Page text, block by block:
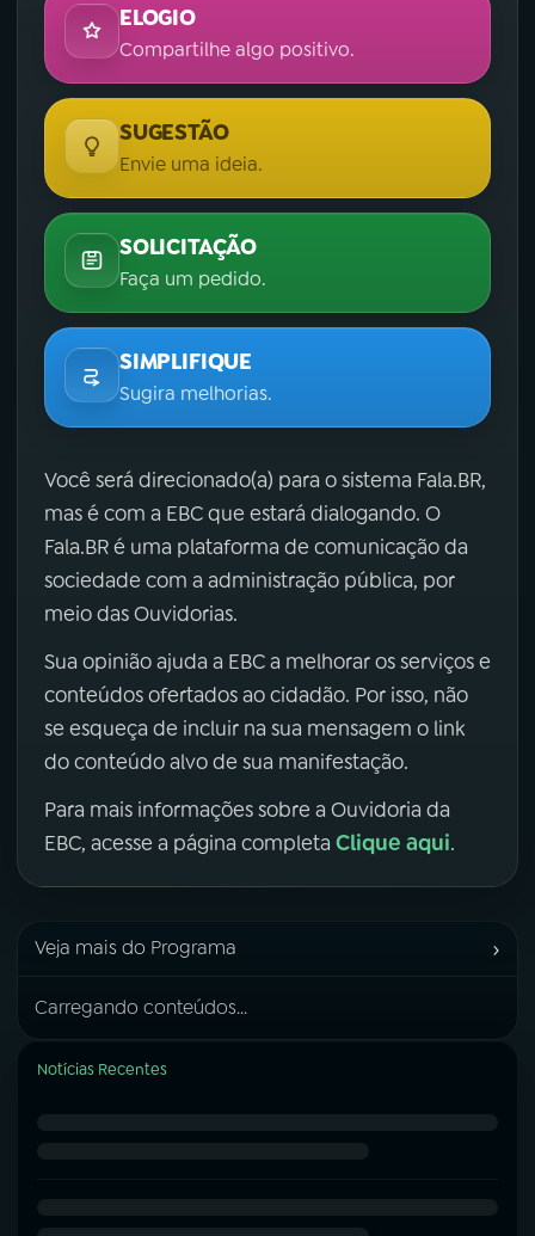
ELOGIO
Compartilhe algo positivo.
SUGESTÃO
Envie uma ideia.
SOLICITAÇÃO
Faça um pedido.
SIMPLIFIQUE
Sugira melhorias.
Você será direcionado(a) para o sistema Fala.BR,
mas é com a EBC que estará dialogando. O
Fala.BR é uma plataforma de comunicação da
sociedade com a administração pública, por
meio das Ouvidorias.
Sua opinião ajuda a EBC a melhorar os serviços e
conteúdos ofertados ao cidadão. Por isso, não
se esqueça de incluir na sua mensagem o link
do conteúdo alvo de sua manifestação.
Para mais informações sobre a Ouvidoria da
EBC, acesse a página completa Clique aqui.
Veja mais do Programa ›
Carregando conteúdos...
Notícias Recentes